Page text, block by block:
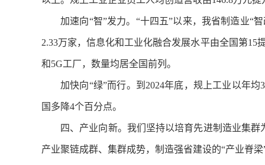
加速向“智”发力。“十四五”以来，我省制造业“
2.33万家，信息化和工业化融合发展水平由全国第
和5G工厂，数量均居全国前列。
加快向“绿”而行。到2024年底，规上工业以年
国多降4个百分点。
四、产业向新。我们坚持以培育先进制造业集
产业聚链成群、集群成势，制造强省建设的“产业脊